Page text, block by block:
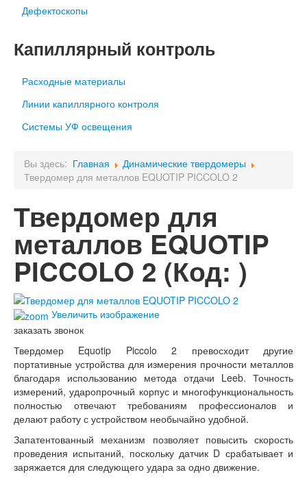
Дефектоскопы
Капиллярный контроль
Расходные материалы
Линии капиллярного контроля
Системы УФ освещения
Вы здесь: Главная
Динамические твердомеры
Твердомер для металлов EQUOTIP PICCOLO 2
Твердомер для
металлов EQUOTIP
PICCOLO 2 (Код: )
Увеличить изображение
заказать звонок
Твердомер Equotip Piccolo 2 превосходит другие
портативные устройства для измерения прочности металлов
благодаря использованию метода отдачи Leeb. Точность
измерений, ударопрочный корпус и многофункциональность
полностью отвечают требованиям профессионалов и
делают работу с устройством необычайно удобной.
Запатентованный механизм позволяет повысить скорость
проведения испытаний, поскольку датчик D срабатывает и
заряжается для следующего удара за одно движение.